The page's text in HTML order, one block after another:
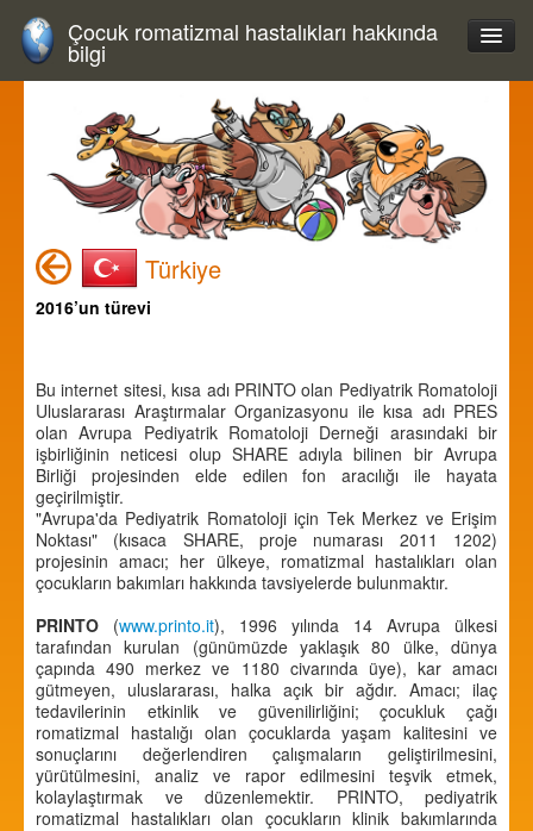
Çocuk romatizmal hastalıkları hakkında
bilgi
Türkiye
2016’un türevi
Bu internet sitesi, kısa adı PRINTO olan Pediyatrik Romatoloji
Uluslararası Araştırmalar Organizasyonu ile kısa adı PRES
olan Avrupa Pediyatrik Romatoloji Derneği arasındaki bir
işbirliğinin neticesi olup SHARE adıyla bilinen bir Avrupa
Birliği projesinden elde edilen fon aracılığı ile hayata
geçirilmiştir.
"Avrupa'da Pediyatrik Romatoloji için Tek Merkez ve Erişim
Noktası" (kısaca SHARE, proje numarası 2011 1202)
projesinin amacı; her ülkeye, romatizmal hastalıkları olan
çocukların bakımları hakkında tavsiyelerde bulunmaktır.
PRINTO (www.printo.it), 1996 yılında 14 Avrupa ülkesi
tarafından kurulan (günümüzde yaklaşık 80 ülke, dünya
çapında 490 merkez ve 1180 civarında üye), kar amacı
gütmeyen, uluslararası, halka açık bir ağdır. Amacı; ilaç
tedavilerinin etkinlik ve güvenilirliğini; çocukluk çağı
romatizmal hastalığı olan çocuklarda yaşam kalitesini ve
sonuçlarını değerlendiren çalışmaların geliştirilmesini,
yürütülmesini, analiz ve rapor edilmesini teşvik etmek,
kolaylaştırmak ve düzenlemektir. PRINTO, pediyatrik
romatizmal hastalıkları olan çocukların klinik bakımlarında